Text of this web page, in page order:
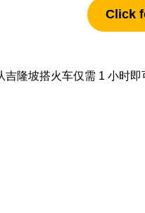
Click
隆坡搭火车仅需 1 小